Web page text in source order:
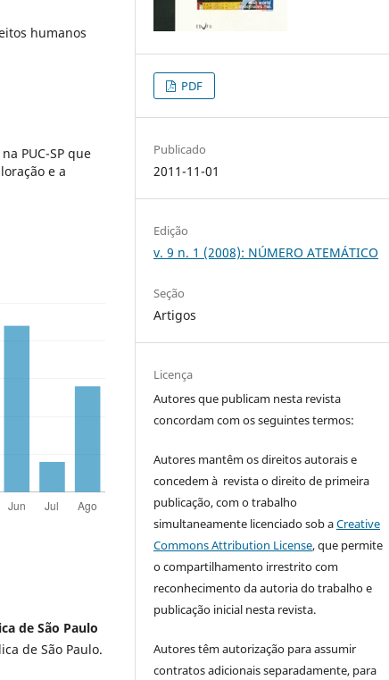
humanos
PUC-SP que
e a
de São Paulo
de São Paulo.
PDF
Publicado
2011-11-01
Edição
v. 9 n. 1 (2008): NÚMERO ATEMÁTICO
Seção
Artigos
Licença
Autores que publicam nesta revista
concordam com os seguintes termos:
Autores mantêm os direitos autorais e
concedem à revista o direito de primeira
publicação, com o trabalho
simultaneamente licenciado sob aCreative
Commons Attribution License, que permite
o compartilhamento irrestrito com
reconhecimento da autoria do trabalho e
publicação inicial nesta revista.
Autores têm autorização para assumir
contratos adicionais separadamente, para